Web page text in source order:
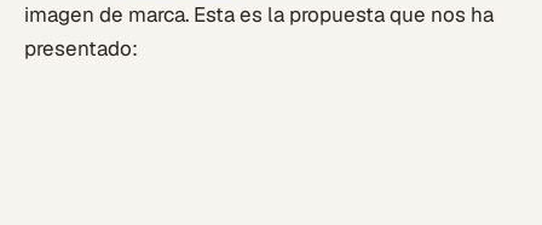
imagen de marca. Esta es la propuesta que nos ha
presentado: